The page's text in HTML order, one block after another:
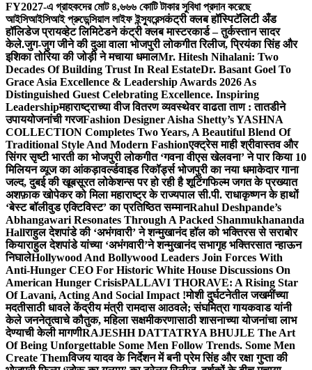
FY2027-এ গ্রাহকদের মোট ৪,৬৬৬ কোটি টাকার সুবিধা প্রদান করেছে
আইসিআইসিআই প্রুডেন্সিয়াল লাইফ ইন্স্যুরেন্সकंट्री क्लब हॉस्पिटॅलिटी अँड
हॉलिडेज प्रायव्हेट लिमिटेडने कंट्री क्लब मास्टरकार्ड – तुर्कस्तान सादर
केले.जुग-जुग जीने की दुआ वाला भोजपुरी लोकगीत रिलीज, प्रियंका सिंह और
इशिका तोरिया की जोड़ी ने मचाया धमालMr. Hitesh Nihalani: Two
Decades Of Building Trust In Real EstateDr. Basant Goel To
Grace Asia Excellence & Leadership Awards 2026 As
Distinguished Guest Celebrating Excellence. Inspiring
Leadershipमहाराष्ट्राच्या वीज वितरण व्यवस्थेवर वाढता ताण : तातडीने
उपाययोजनांची गरजFashion Designer Aisha Shetty’s YASHNA
COLLECTION Completes Two Years, A Beautiful Blend Of
Traditional Style And Modern Fashionएक्ट्रेस माही श्रीवास्तव और
सिंगर सृष्टी भारती का भोजपुरी लोकगीत ‘गवना वीएस खेलवना’ ने पार किया 10
मिलियन व्यूज का आंकड़ावर्ल्डवाइड रिकॉर्ड्स भोजपुरी का नया धमाकेदार गाना
जल्द, दुबई की खूबसूरत लोकेशन्स पर हो रही है शूटिंगफिल्म जगत के प्रख्यात
अशफ़ाक खोपेकर को मिला महाराष्ट्र के राज्यपाल सी.पी. राधाकृष्णन के हाथों
‘बेस्ट बॉलीवुड एक्टिविस्ट’ का प्रतिष्ठित सम्मानRahul Deshpande’s
Abhangawari Resonates Through A Packed Shanmukhananda
Hallराहुल देशपांडे की ‘अभंगवारी’ ने शन्मुखानंद हॉल को भक्तिरस से सराबोर
कियाराहुल देशपांडे यांच्या ‘अभंगवारी’ने शन्मुखानंद सभागृह भक्तिरसात न्हाऊन
निघालेHollywood And Bollywood Leaders Join Forces With
Anti-Hunger CEO For Historic White House Discussions On
American Hunger CrisisPALLAVI THORAVE: A Rising Star
Of Lavani, Acting And Social Impact !मोशी दुर्घटनेतील जखमींच्या
मदतीसाठी धावले केंद्रीय मंत्री रामदास आठवले; संघमित्रा गायकवाड यांनी
केले जननेतृत्वाचे कौतुक, महिला सक्षमीकरणासाठी शासनाच्या योजनांचा लाभ
देण्याची केली मागणीRAJESHH DATTATRYA BHUJLE The Art
Of Being Unforgettable Some Men Follow Trends. Some Men
Create Themविजय यादव के निर्देशन में बनी प्रेम सिंह और रक्षा गुप्ता की